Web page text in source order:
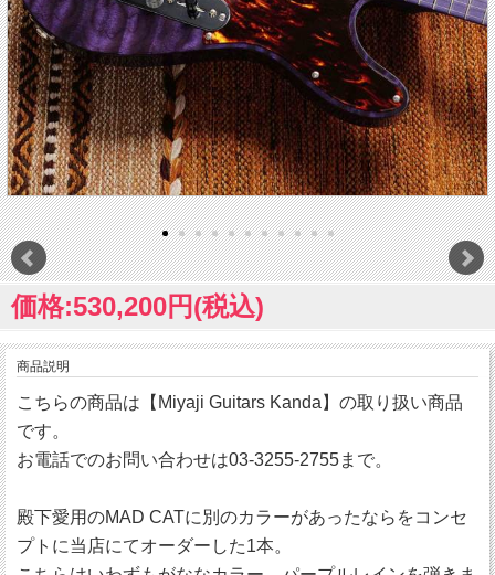
価格:530,200円(税込)
商品説明
こちらの商品は【Miyaji Guitars Kanda】の取り扱い商品
です。
お電話でのお問い合わせは03-3255-2755まで。
殿下愛用のMAD CATに別のカラーがあったならをコンセ
プトに当店にてオーダーした1本。